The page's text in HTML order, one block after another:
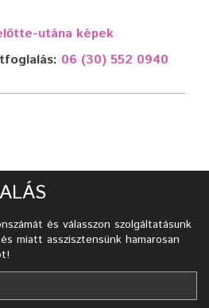
utána képek
06 (30) 552 0940
és válasszon szolgáltatásunk
miatt asszisztensünk hamarosan